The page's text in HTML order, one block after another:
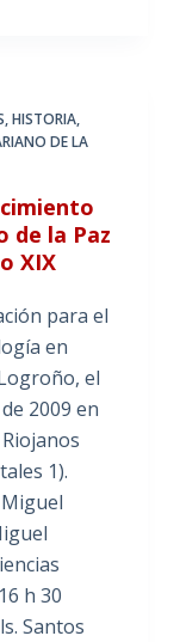
,HISTORIA,
DE LA
de la Paz
XIX
para el
en
el
2009 en
1).
h 30
Santos